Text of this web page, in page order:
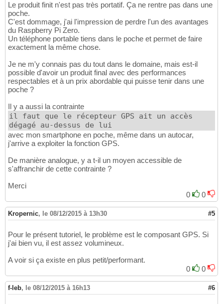
Le produit finit n'est pas très portatif. Ça ne rentre pas dans une
poche.
C'est dommage, j'ai l'impression de perdre l'un des avantages
du Raspberry Pi Zero.
Un téléphone portable tiens dans le poche et permet de faire
exactement la même chose.
Je ne m'y connais pas du tout dans le domaine, mais est-il
possible d'avoir un produit final avec des performances
respectables et à un prix abordable qui puisse tenir dans une
poche ?
Il y a aussi la contrainte
il faut que le récepteur GPS ait un accès
dégagé au-dessus de lui
avec mon smartphone en poche, même dans un autocar,
j'arrive a exploiter la fonction GPS.
De manière analogue, y a t-il un moyen accessible de
s'affranchir de cette contrainte ?
Merci
0
0
Kropernic, le 08/12/2015 à 13h30 #5
Pour le présent tutoriel, le problème est le composant GPS. Si
j'ai bien vu, il est assez volumineux.
A voir si ça existe en plus petit/performant.
0
0
f-leb, le 08/12/2015 à 16h13 #6